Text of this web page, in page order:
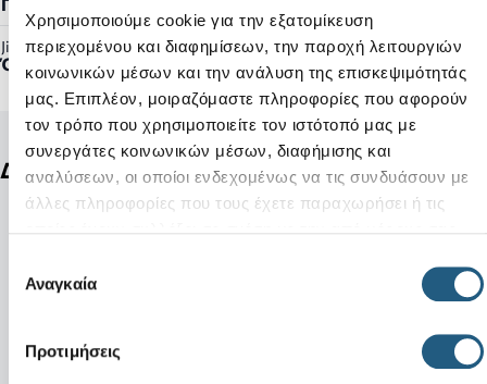
Χρησιμοποιούμε cookie για την εξατομίκευση
περιεχομένου και διαφημίσεων, την παροχή λειτουργιών
κοινωνικών μέσων και την ανάλυση της επισκεψιμότητάς
μας. Επιπλέον, μοιραζόμαστε πληροφορίες που αφορούν
τον τρόπο που χρησιμοποιείτε τον ιστότοπό μας με
συνεργάτες κοινωνικών μέσων, διαφήμισης και
αναλύσεων, οι οποίοι ενδεχομένως να τις συνδυάσουν με
άλλες πληροφορίες που τους έχετε παραχωρήσει ή τις
συγκατάθεσης
Αναγκαία
Προτιμήσεις
Jibbitz™ Ready:
Όχι
Δείτε ακόμη